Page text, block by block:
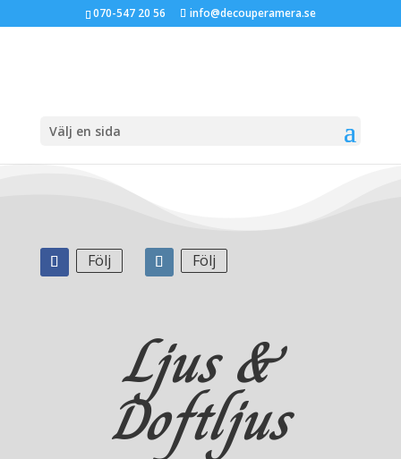
070-547 20 56 info@decouperamera.se
Välj en sida
Följ Följ
Ljus &
Doftljus